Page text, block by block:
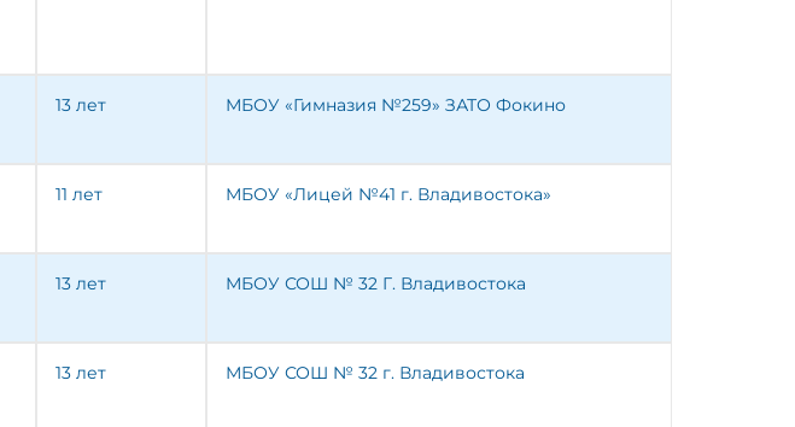
13 лет МБОУ «Гимназия №259» ЗАТО Фокино
11 лет МБОУ «Лицей №41 г. Владивостока»
13 лет МБОУ СОШ № 32 Г. Владивостока
13 лет МБОУ СОШ № 32 г. Владивостока